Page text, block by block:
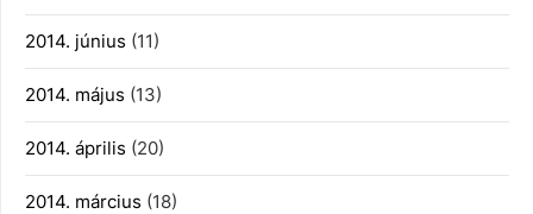
2014. június (11)
2014. május (13)
2014. április (20)
2014. március (18)